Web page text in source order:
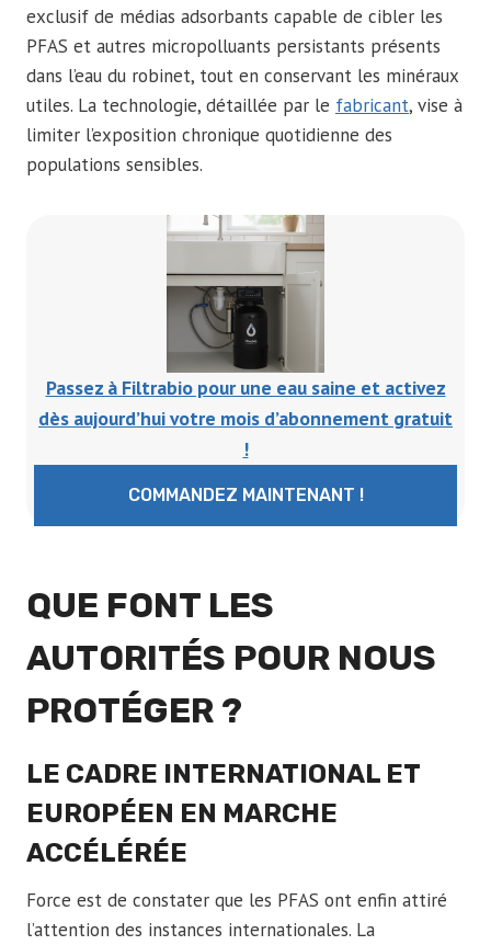
exclusif de médias adsorbants capable de cibler les
PFAS et autres micropolluants persistants présents
dans l’eau du robinet, tout en conservant les minéraux
utiles. La technologie, détaillée par le fabricant, vise à
limiter l’exposition chronique quotidienne des
populations sensibles.
Passez à Filtrabio pour une eau saine et activez
dès aujourd’hui votre mois d’abonnement gratuit
!
COMMANDEZ MAINTENANT !
QUE FONT LES
AUTORITÉS POUR NOUS
PROTÉGER ?
LE CADRE INTERNATIONAL ET
EUROPÉEN EN MARCHE
ACCÉLÉRÉE
Force est de constater que les PFAS ont enfin attiré
l’attention des instances internationales. La